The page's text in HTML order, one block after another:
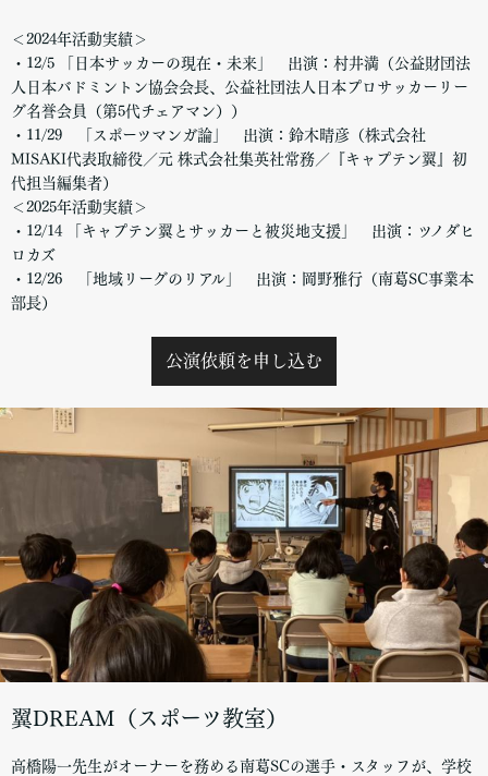
＜2024年活動実績＞
・12/5 「日本サッカーの現在・未来」 出演：村井満（公益財団法
人日本バドミントン協会会長、公益社団法人日本プロサッカーリー
グ名誉会員（第5代チェアマン））
・11/29 「スポーツマンガ論」 出演：鈴木晴彦（株式会社
MISAKI代表取締役／元 株式会社集英社常務／『キャプテン翼』初
代担当編集者）
＜2025年活動実績＞
・12/14 「キャプテン翼とサッカーと被災地支援」 出演：ツノダヒ
ロカズ
・12/26 「地域リーグのリアル」 出演：岡野雅行（南葛SC事業本
部長）
公演依頼を申し込む
翼DREAM（スポーツ教室）
高橋陽一先生がオーナーを務める南葛SCの選手・スタッフが、学校